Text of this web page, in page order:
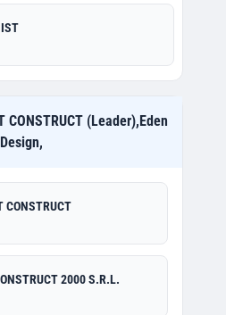
CONSTRUCT (Leader),Eden
CONSTRUCT
2000 S.R.L.